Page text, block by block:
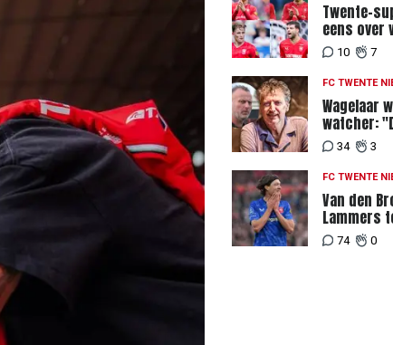
Twente-
eens over
DAC 04
10 7
FC TWENTE
Wagelaar
watcher:
34 3
FC TWENTE
Van den
Lammers
Twente
74 0